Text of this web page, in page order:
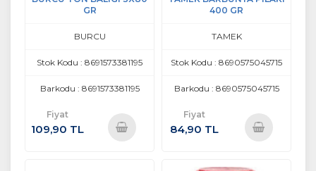
GR
BURCU
Stok Kodu : 8691573381195
Barkodu : 8691573381195
Fiyat
109,90 TL
400 GR
TAMEK
Stok Kodu : 8690575045715
Barkodu : 8690575045715
Fiyat
84,90 TL